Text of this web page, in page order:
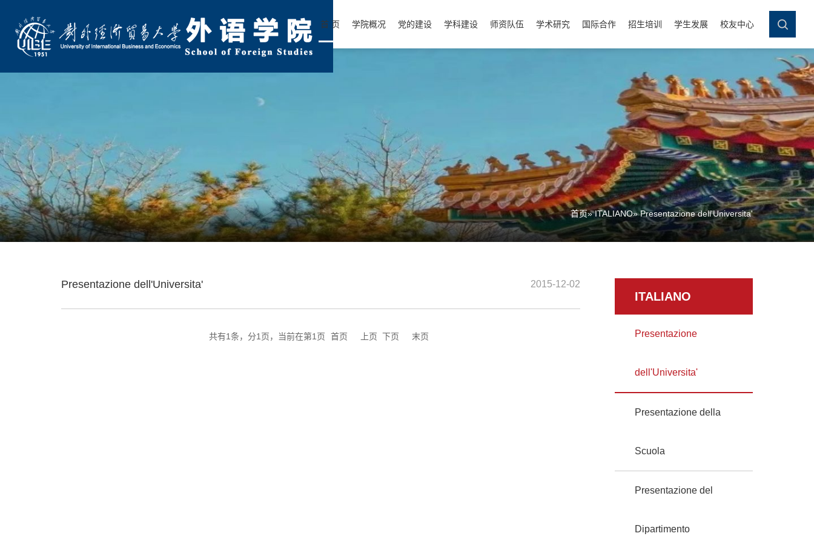
首 页 学院概况 党的建设 学科建设 师资队伍 学术研究 国际合作 招生培训 学生发展 校友中心
首页»ITALIANO» Presentazione dell'Universita'
ITALIANO
Presentazione
dell'Universita'
Presentazione della
Scuola
Presentazione del
Dipartimento
Presentazione dell'Universita' 2015-12-02
共有1条，分1页，当前在第1页 首页 上页 下页 末页